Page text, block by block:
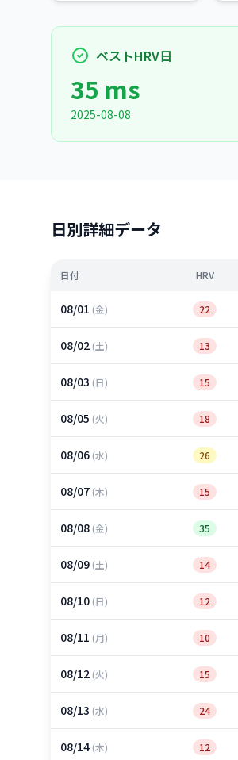
ベストHRV日
35 ms
2025-08-08
日別詳細データ
日付 HRV
08/01 (金) 22
08/02(土) 13
08/03 (日) 15
08/05 (火) 18
08/06(水) 26
08/07(木) 15
08/08(金) 35
08/09(土) 14
08/10(日) 12
08/11 (月) 10
08/12(火) 15
08/13 (水) 24
08/14(木) 12